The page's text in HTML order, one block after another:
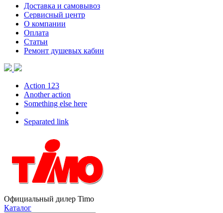
Доставка и самовывоз
Сервисный центр
О компании
Оплата
Статьи
Ремонт душевых кабин
Action 123
Another action
Something else here
Separated link
Официальный дилер Timo
Каталог